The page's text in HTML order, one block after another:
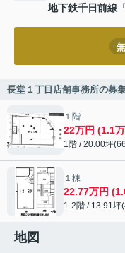
地下鉄千日前線 「
長堂１丁目店舗事務所の募
１階
22万円 (1.1
1階 / 20.00坪
１棟
22.77万円
1-2階 / 13.91坪
地図